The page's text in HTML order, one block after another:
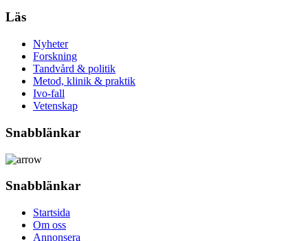
Läs
Nyheter
Forskning
Tandvård & politik
Metod, klinik & praktik
Ivo-fall
Vetenskap
Snabblänkar
Snabblänkar
Startsida
Om oss
Annonsera